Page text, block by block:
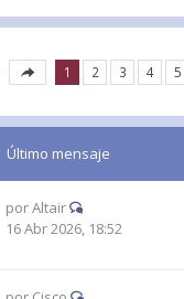
1 2 3 4 5
Último mensaje
porAltair
16 Abr 2026, 18:52